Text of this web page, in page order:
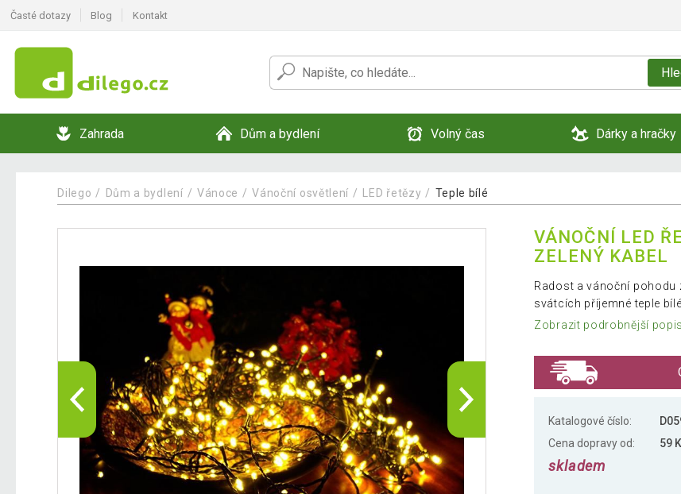
Časté dotazy Blog Kontakt
Zahrada Dům a bydlení Volný čas Dárky a hračky
Dilego Dům a bydlení Vánoce Vánoční osvětlení LED řetězy Teple bílé
VÁNOČNÍ LED
ZELENÝ KABEL
Radost a vánoční pohodu
svátcích příjemné teple
Zobrazit podrobnější popis
Katalogové číslo:
Cena dopravy od:
59
skladem